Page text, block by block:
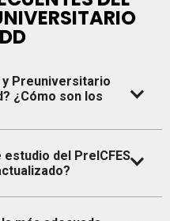
y Preuniversitario
¿Cómo son los
cuando lo desees,
la compra (te
del PreICFES